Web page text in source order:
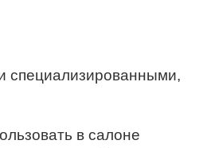
специализированными,
в салоне